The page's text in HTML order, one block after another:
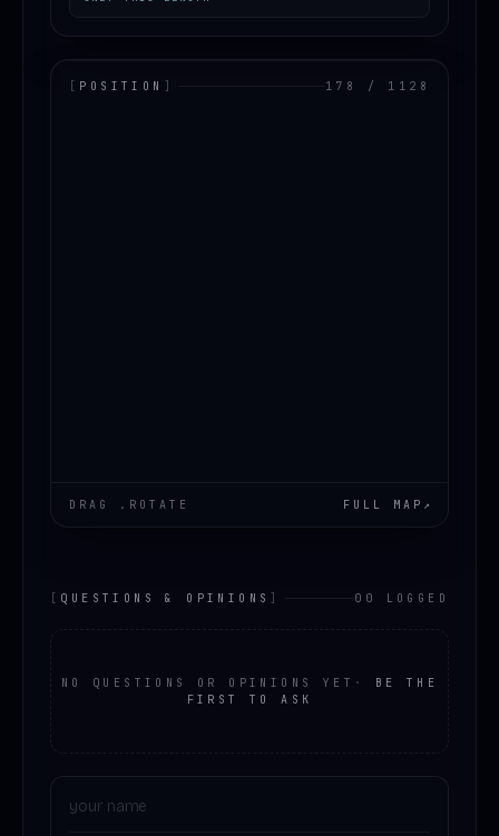
[ POSITION ] 178 / 1128
DRAG .ROTATE FULL MAP ↗
[ QUESTIONS & OPINIONS ] 00 LOGGED
NO QUESTIONS OR OPINIONS YET ·
BE THE
FIRST TO ASK